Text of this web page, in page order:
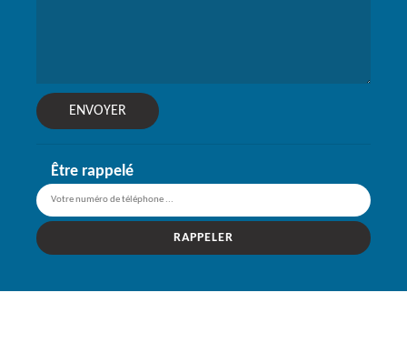
Être rappelé